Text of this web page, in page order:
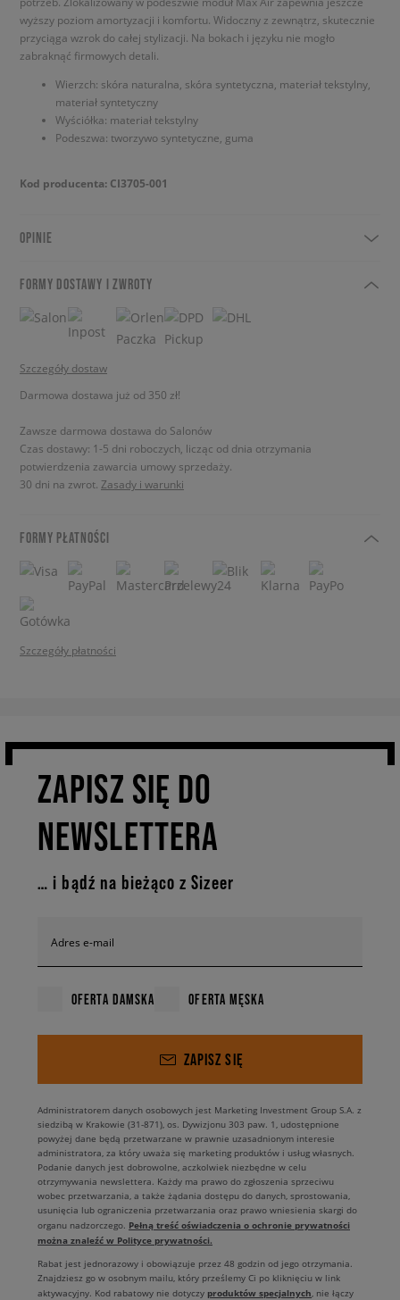
wyższy poziom amortyzacji i komfortu. Widoczny z zewnątrz, skutecznie
przyciąga wzrok do całej stylizacji. Na bokach i języku nie mogło
zabraknąć firmowych detali.
Wierzch: skóra naturalna, skóra syntetyczna, materiał tekstylny,
materiał syntetyczny
Wyściółka: materiał tekstylny
Podeszwa: tworzywo syntetyczne, guma
Kod producenta: CI3705-001
OPINIE
FORMY DOSTAWY I ZWROTY
Szczegóły dostaw
Darmowa dostawa już od 350 zł!
Zawsze darmowa dostawa do Salonów
Czas dostawy: 1-5 dni roboczych, licząc od dnia otrzymania
potwierdzenia zawarcia umowy sprzedaży.
30 dni na zwrot. Zasady i warunki
FORMY PŁATNOŚCI
Szczegóły płatności
ZAPISZ SIĘ DO
NEWSLETTERA
… i bądź na bieżąco z Sizeer
Adres e-mail
OFERTA DAMSKA OFERTA MĘSKA
ZAPISZ SIĘ
Administratorem danych osobowych jest Marketing Investment Group S.A. z
siedzibą w Krakowie (31-871), os. Dywizjonu 303 paw. 1, udostępnione
powyżej dane będą przetwarzane w prawnie uzasadnionym interesie
administratora, za który uważa się marketing produktów i usług własnych.
Podanie danych jest dobrowolne, aczkolwiek niezbędne w celu
otrzymywania newslettera. Każdy ma prawo do zgłoszenia sprzeciwu
wobec przetwarzania, a także żądania dostępu do danych, sprostowania,
usunięcia lub ograniczenia przetwarzania oraz prawo wniesienia skargi do
organu nadzorczego. Pełną treść oświadczenia o ochronie prywatności
można znaleźć w Polityce prywatności.
Rabat jest jednorazowy i obowiązuje przez 48 godzin od jego otrzymania.
Znajdziesz go w osobnym mailu, który prześlemy Ci po kliknięciu w link
aktywacyjny. Kod rabatowy nie dotyczy produktów specjalnych, nie łączy